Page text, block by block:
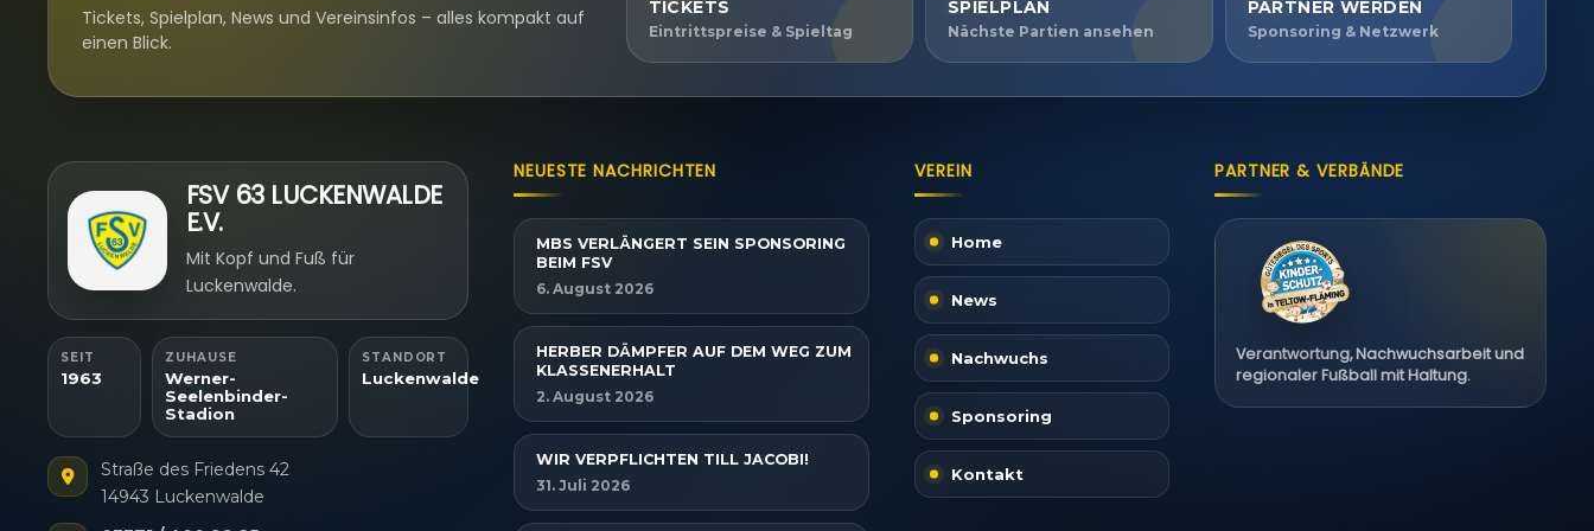
Tickets, Spielplan, News und Vereinsinfos – alles kompakt auf
einen Blick.
TICKETS
Eintrittspreise & Spieltag
SPIELPLAN
Nächste Partien ansehen
PARTNER WERDEN
Sponsoring & Netzwerk
FSV 63 LUCKENWALDE
E.V.
Mit Kopf und Fuß für
Luckenwalde.
SEIT
1963
ZUHAUSE
Werner-
Seelenbinder-
Stadion
STANDORT
Luckenwalde
Straße des Friedens 42
14943 Luckenwalde
NEUESTE NACHRICHTEN
MBS VERLÄNGERT SEIN SPONSORING
BEIM FSV
6. August 2026
HERBER DÄMPFER AUF DEM WEG ZUM
KLASSENERHALT
2. August 2026
WIR VERPFLICHTEN TILL JACOBI!
31. Juli 2026
VEREIN
Home
News
Nachwuchs
Sponsoring
Kontakt
PARTNER & VERBÄNDE
Verantwortung, Nachwuchsarbeit und
regionaler Fußball mit Haltung.